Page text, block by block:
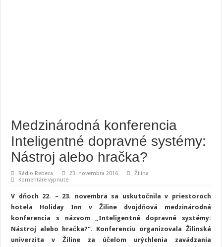
Medzinárodná konferencia
Inteligentné dopravné systémy:
Nástroj alebo hračka?
Rádio Rebeca 23. novembra 2016
Žilina
Komentáre vypnuténa
konferencia
Inteligentné
dopravné
Nástroj
alebo
hračka?
V dňoch 22. – 23. novembra sa uskutočnila v priestoroch
hotela Holiday Inn v Žiline dvojdňová medzinárodná
konferencia s názvom „Inteligentné dopravné systémy:
Nástroj alebo hračka?“. Konferenciu organizovala Žilinská
univerzita v Žiline za účelom urýchlenia zavádzania